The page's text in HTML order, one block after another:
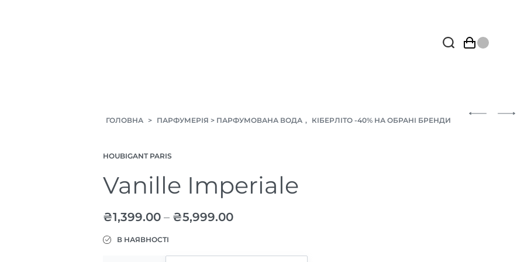
ГОЛОВНА > ПАРФУМЕРІЯ > ПАРФУМОВАНА ВОДА , КІБЕРЛІТО -40% НА ОБРАНІ БРЕНДИ
HOUBIGANT PARIS
Vanille Imperiale
₴1,399.00 – ₴5,999.00
В НАЯВНОСТІ